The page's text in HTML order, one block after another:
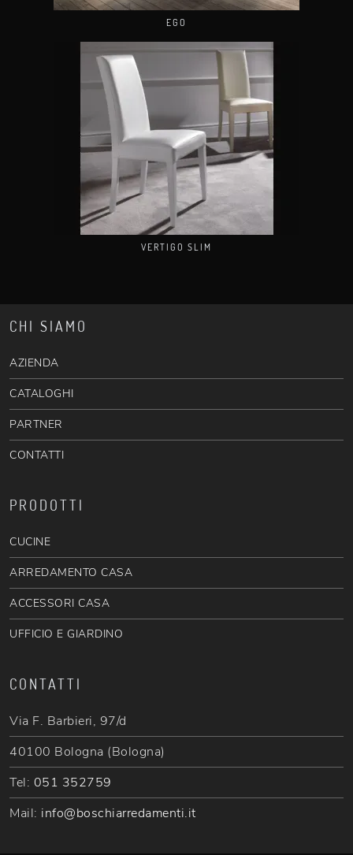
EGO
VERTIGO SLIM
CHI SIAMO
AZIENDA
CATALOGHI
PARTNER
CONTATTI
PRODOTTI
CUCINE
ARREDAMENTO CASA
ACCESSORI CASA
UFFICIO E GIARDINO
CONTATTI
Via F. Barbieri, 97/d
40100 Bologna (Bologna)
Tel: 051 352759
Mail: info@boschiarredamenti.it